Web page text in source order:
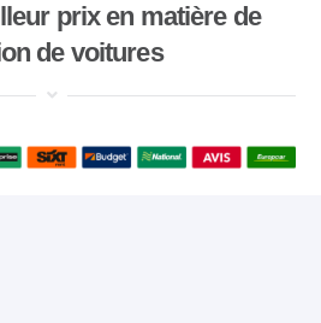
prix en matière de
de voitures